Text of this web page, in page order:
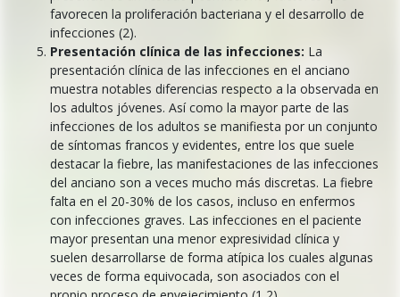
favorecen la proliferación bacteriana y el desarrollo de
infecciones (2).
Presentación clínica de las infecciones: La
presentación clínica de las infecciones en el anciano
muestra notables diferencias respecto a la observada en
los adultos jóvenes. Así como la mayor parte de las
infecciones de los adultos se manifiesta por un conjunto
de síntomas francos y evidentes, entre los que suele
destacar la fiebre, las manifestaciones de las infecciones
del anciano son a veces mucho más discretas. La fiebre
falta en el 20-30% de los casos, incluso en enfermos
con infecciones graves. Las infecciones en el paciente
mayor presentan una menor expresividad clínica y
suelen desarrollarse de forma atípica los cuales algunas
veces de forma equivocada, son asociados con el